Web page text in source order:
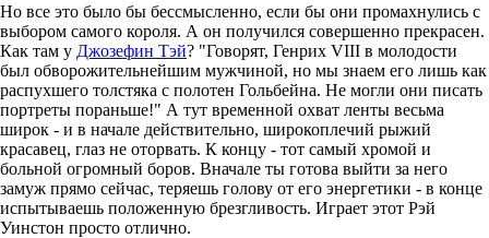
Но все это было бы бессмысленно, если бы они промахнулись с
выбором самого короля. А он получился совершенно прекрасен.
Как там у Джозефин Тэй? "Говорят, Генрих VIII в молодости
был обворожительнейшим мужчиной, но мы знаем его лишь как
распухшего толстяка с полотен Гольбейна. Не могли они писать
портреты пораньше!" А тут временной охват ленты весьма
широк - и в начале действительно, широкоплечий рыжий
красавец, глаз не оторвать. К концу - тот самый хромой и
больной огромный боров. Вначале ты готова выйти за него
замуж прямо сейчас, теряешь голову от его энергетики - в конце
испытываешь положенную брезгливость. Играет этот Рэй
Уинстон просто отлично.